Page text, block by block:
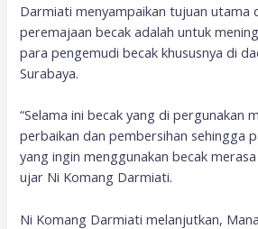
Darmiati menyampaikan tujuan utama
peremajaan becak adalah untuk
para pengemudi becak khususnya di
Surabaya.
“Selama ini becak yang di pergunakan
perbaikan dan pembersihan sehingga
yang ingin menggunakan becak
ujar Ni Komang Darmiati.
Ni Komang Darmiati melanjutkan,